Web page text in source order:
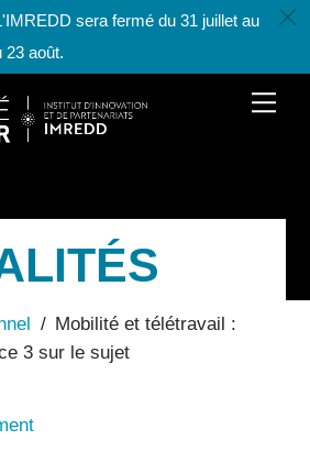
sera fermé du 31 juillet au
23 août.
c
/ Mobilité et télétravail :
3 sur le sujet